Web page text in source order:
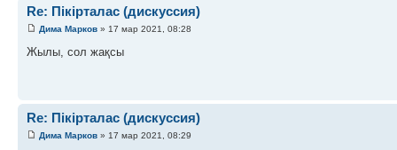
Re: Пікірталас (дискуссия)
Дима Марков » 17 мар 2021, 08:28
Жылы, сол жақсы
Re: Пікірталас (дискуссия)
Дима Марков » 17 мар 2021, 08:29